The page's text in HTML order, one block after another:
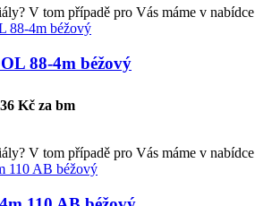
V tom případě pro Vás máme v
88-4m béžový
Kč za bm
V tom případě pro Vás máme v